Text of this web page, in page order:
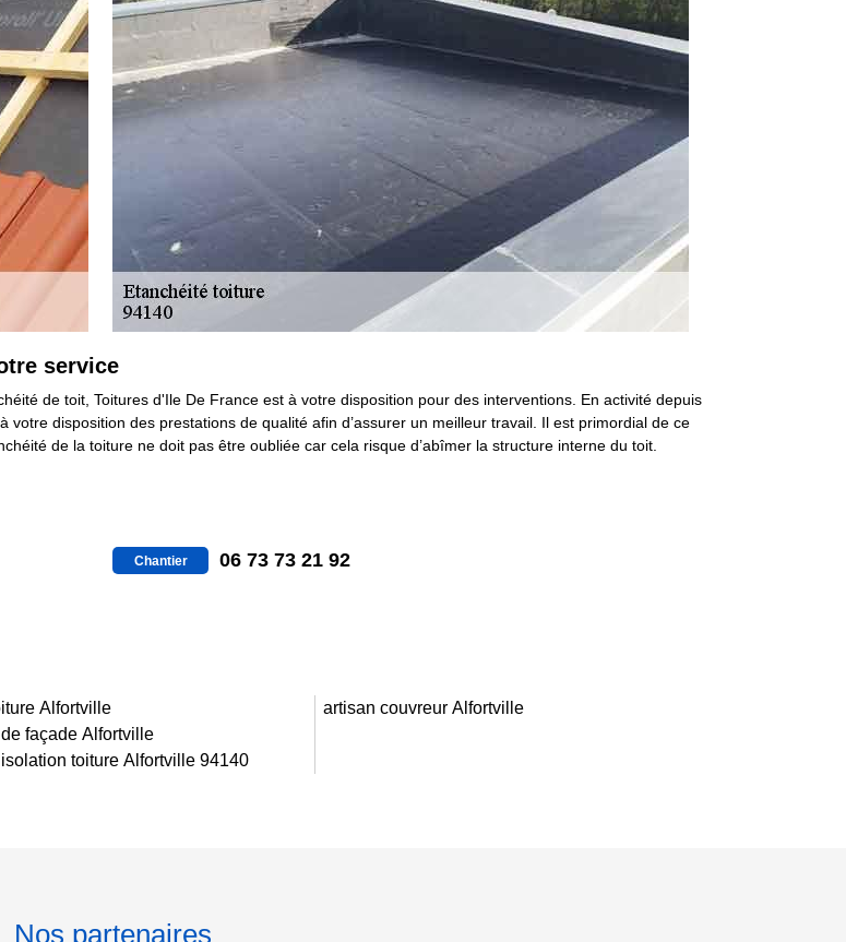
service
de toit, Toitures d'Ile De France est à votre disposition pour des interventions. En activité depuis
disposition des prestations de qualité afin d’assurer un meilleur travail. Il est primordial de ce
de la toiture ne doit pas être oubliée car cela risque d’abîmer la structure interne du toit.
Chantier 06 73 73 21 92
Alfortville
façade Alfortville
toiture Alfortville 94140
artisan couvreur Alfortville
Nos partenaires